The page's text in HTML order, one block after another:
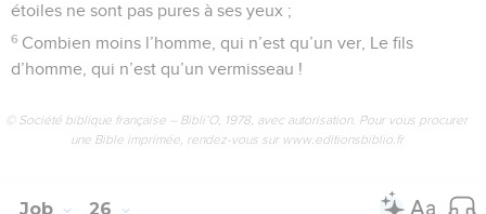
étoiles ne sont pas pures à ses yeux ;
6 Combien moins l’homme, qui n’est qu’un ver, Le fils
d’homme, qui n’est qu’un vermisseau !
© Société biblique française – Bibli’O, 1978, avec autorisation. Pour vous procurer
une Bible imprimée, rendez-vous sur www.editionsbiblio.fr
Job 26